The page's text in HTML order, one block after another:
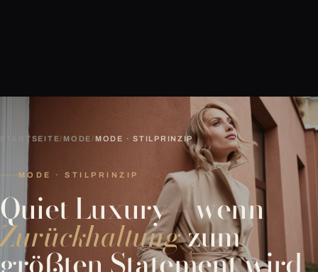
STARTSEITE/ MODE/MODE · STILPRINZIP
MODE · STILPRINZIP
Quiet Luxury – wenn
Zurückhaltungzum